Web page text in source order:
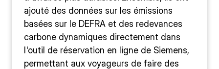
ajouté des données sur les émissions
basées sur le DEFRA et des redevances
carbone dynamiques directement dans
l'outil de réservation en ligne de Siemens,
permettant aux voyageurs de faire des